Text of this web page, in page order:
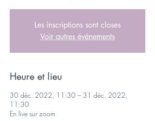
Les inscriptions sont closes
Voir autres événements
Heure et lieu
30 déc. 2022, 11:30 – 31 déc. 2022,
11:30
En live sur zoom